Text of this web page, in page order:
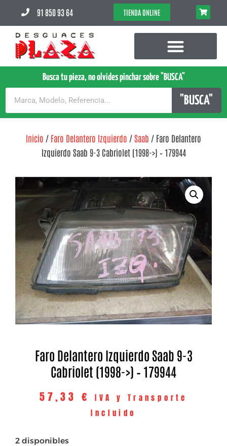
91 850 93 64 TIENDA ONLINE
Busca tu pieza, no olvides pinchar sobre "BUSCA"
"BUSCA"
Inicio / Faro Delantero Izquierdo /Saab / Faro Delantero
Izquierdo Saab 9-3 Cabriolet (1998->) – 179944
Faro Delantero Izquierdo Saab 9-3
Cabriolet (1998->) – 179944
57,33 €
IVA y Transporte
Incluido
2 disponibles